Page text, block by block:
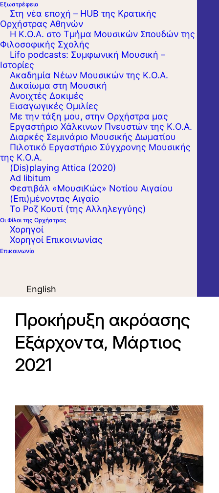
Εξωστρέφεια
Στη νέα εποχή – HUB της Κρατικής
Ορχήστρας Αθηνών
Η Κ.Ο.Α. στο Τμήμα Μουσικών Σπουδών της
Φιλοσοφικής Σχολής
Lifo podcasts: Συμφωνική Μουσική –
Ιστορίες
Ακαδημία Νέων Μουσικών της Κ.Ο.Α.
Δικαίωμα στη Μουσική
Ανοιχτές Δοκιμές
Εισαγωγικές Ομιλίες
Με την τάξη μου, στην Ορχήστρα μας
Εργαστήριo Χάλκινων Πνευστών της Κ.Ο.Α.
Διαρκές Σεμινάριο Μουσικής Δωματίου
Πιλοτικό Εργαστήριο Σύγχρονης Μουσικής
της Κ.Ο.Α.
(Dis)playing Attica (2020)
Ad libitum
Φεστιβάλ «ΜουσιΚώς» Νοτίου Αιγαίου
(Επι)μένοντας Αιγαίο
Το Ροζ Κουτί (της Αλληλεγγύης)
Οι Φίλοι της Ορχήστρας
Χορηγοί
Χορηγοί Επικοινωνίας
Επικοινωνία
English
Προκήρυξη ακρόασης
Εξάρχοντα, Μάρτιος
2021